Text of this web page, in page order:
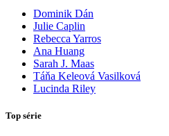
Dominik Dán
Julie Caplin
Rebecca Yarros
Ana Huang
Sarah J. Maas
Táňa Keleová Vasilková
Lucinda Riley
Top série